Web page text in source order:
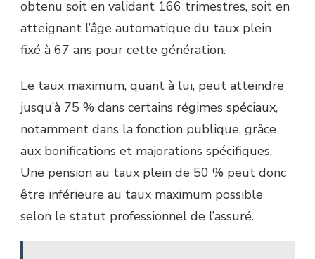
obtenu soit en validant 166 trimestres, soit en
atteignant l’âge automatique du taux plein
fixé à 67 ans pour cette génération.
Le taux maximum, quant à lui, peut atteindre
jusqu’à 75 % dans certains régimes spéciaux,
notamment dans la fonction publique, grâce
aux bonifications et majorations spécifiques.
Une pension au taux plein de 50 % peut donc
être inférieure au taux maximum possible
selon le statut professionnel de l’assuré.